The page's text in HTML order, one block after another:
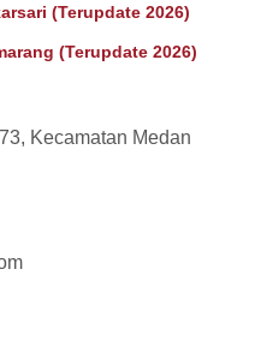
(Terupdate 2026)
(Terupdate 2026)
Kecamatan Medan